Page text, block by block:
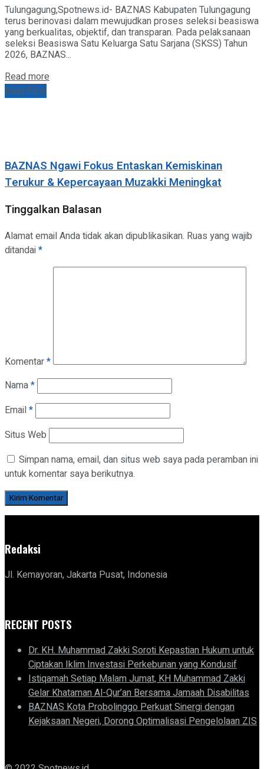
Tulungagung,Spotnews.id- BAZNAS Kabupaten Tulungagung
terus berinovasi dalam mewujudkan proses seleksi beasiswa
yang berkualitas, objektif, dan transparan. Pada pelaksanaan
seleksi Beasiswa Satu Keluarga Satu Sarjana (SKSS) Tahun
2026, BAZNAS...
Read more
Next Post
BAZNAS Ngawi Fokus Entaskan Kemiskinan
Terukur & Kepercayaan Muzakki Meningkat
Tinggalkan Balasan
Alamat email Anda tidak akan dipublikasikan. Ruas yang wajib
ditandai*
Komentar*
Nama*
Email*
Situs Web
Simpan nama, email, dan situs web saya pada peramban ini
untuk komentar saya berikutnya.
Redaksi
Jl. Kemayoran, Jakarta Pusat, Indonesia
RECENT POSTS
Dr. KH. Muhammad Zakki Soroti Kepastian Hukum untuk
Ciptakan Iklim Investasi Perkebunan yang Kondusif
Istiqamah Setiap Malam Jumat, KH Muhammad Zakki
Gelar Khataman Al-Qur’an Bersama Jamaah Disabilitas
BAZNAS Kota Probolinggo Perkuat Sinergi dengan
Kejaksaan Negeri, Dorong Optimalisasi Pengelolaan ZIS